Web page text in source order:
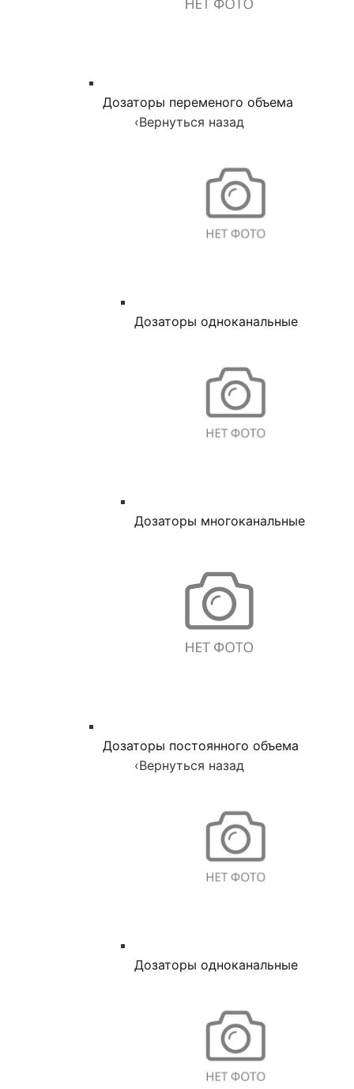
Дозаторы переменого объема
‹Вернуться назад
Дозаторы одноканальные
Дозаторы многоканальные
Дозаторы постоянного объема
‹Вернуться назад
Дозаторы одноканальные